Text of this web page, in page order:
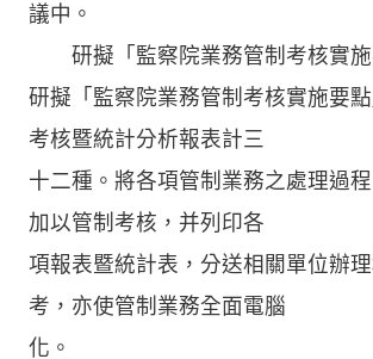
議中。
研擬「監察院業務管制考核實施
研擬「監察院業務管制考核實施要
考核暨統計分析報表計三
十二種。將各項管制業務之處理過
加以管制考核，并列印各
項報表暨統計表，分送相關單位辦
考，亦使管制業務全面電腦
化。